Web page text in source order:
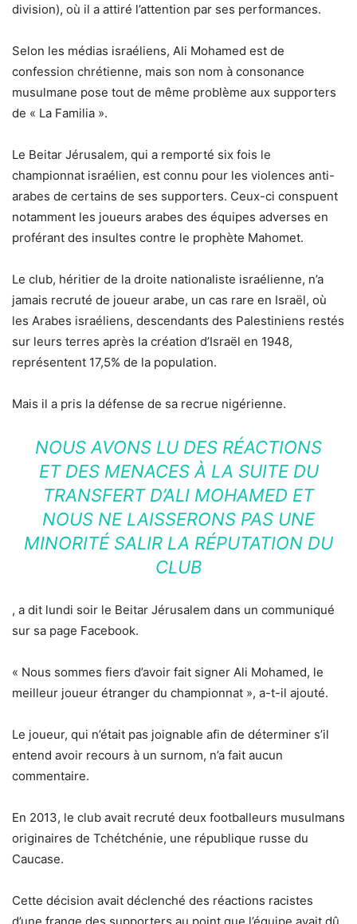
division), où il a attiré l’attention par ses performances.
Selon les médias israéliens, Ali Mohamed est de
confession chrétienne, mais son nom à consonance
musulmane pose tout de même problème aux supporters
de « La Familia ».
Le Beitar Jérusalem, qui a remporté six fois le
championnat israélien, est connu pour les violences anti-
arabes de certains de ses supporters. Ceux-ci conspuent
notamment les joueurs arabes des équipes adverses en
proférant des insultes contre le prophète Mahomet.
Le club, héritier de la droite nationaliste israélienne, n’a
jamais recruté de joueur arabe, un cas rare en Israël, où
les Arabes israéliens, descendants des Palestiniens restés
sur leurs terres après la création d’Israël en 1948,
représentent 17,5% de la population.
Mais il a pris la défense de sa recrue nigérienne.
NOUS AVONS LU DES RÉACTIONS
ET DES MENACES À LA SUITE DU
TRANSFERT D’ALI MOHAMED ET
NOUS NE LAISSERONS PAS UNE
MINORITÉ SALIR LA RÉPUTATION DU
CLUB
, a dit lundi soir le Beitar Jérusalem dans un communiqué
sur sa page Facebook.
« Nous sommes fiers d’avoir fait signer Ali Mohamed, le
meilleur joueur étranger du championnat », a-t-il ajouté.
Le joueur, qui n’était pas joignable afin de déterminer s’il
entend avoir recours à un surnom, n’a fait aucun
commentaire.
En 2013, le club avait recruté deux footballeurs musulmans
originaires de Tchétchénie, une république russe du
Caucase.
Cette décision avait déclenché des réactions racistes